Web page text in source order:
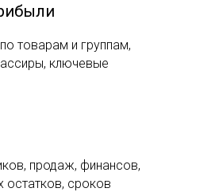
товарам и группам,
ключевые
продаж, финансов,
остатков, сроков